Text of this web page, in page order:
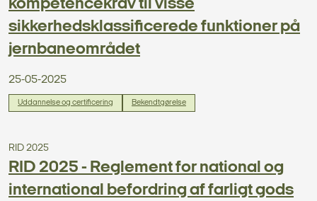
kompetencekrav til visse
sikkerhedsklassificerede funktioner på
jernbaneområdet
25-05-2025
Uddannelse og certificering Bekendtgørelse
RID 2025
RID 2025 - Reglement for national og
international befordring af farligt gods